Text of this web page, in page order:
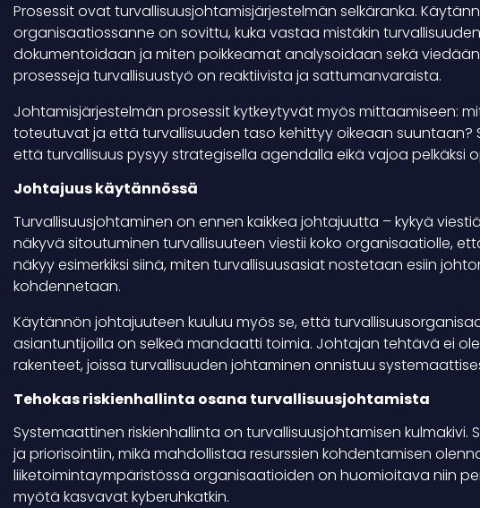
Prosessit ovat turvallisuusjohtamisjärjestelmän selkäranka.
organisaatiossanne on sovittu, kuka vastaa mistäkin
dokumentoidaan ja miten poikkeamat analysoidaan sekä viedään
prosesseja turvallisuustyö on reaktiivista ja sattumanvaraista.
Johtamisjärjestelmän prosessit kytkeytyvät myös mittaamiseen:
toteutuvat ja että turvallisuuden taso kehittyy oikeaan suuntaan?
että turvallisuus pysyy strategisella agendalla eikä vajoa pelkäksi
Johtajuus käytännössä
Turvallisuusjohtaminen on ennen kaikkea johtajuutta – kykyä
näkyvä sitoutuminen turvallisuuteen viestii koko organisaatiolle,
näkyy esimerkiksi siinä, miten turvallisuusasiat nostetaan esiin
kohdennetaan.
Käytännön johtajuuteen kuuluu myös se, että
asiantuntijoilla on selkeä mandaatti toimia. Johtajan tehtävä ei
rakenteet, joissa turvallisuuden johtaminen onnistuu
Tehokas riskienhallinta osana turvallisuusjohtamista
Systemaattinen riskienhallinta on turvallisuusjohtamisen kulmakivi.
ja priorisointiin, mikä mahdollistaa resurssien kohdentamisen
liiketoimintaympäristössä organisaatioiden on huomioitava niin
myötä kasvavat kyberuhkatkin.